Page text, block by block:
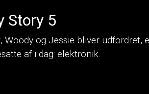
Story 5
Woody og Jessie bliver
af i dag: elektronik.